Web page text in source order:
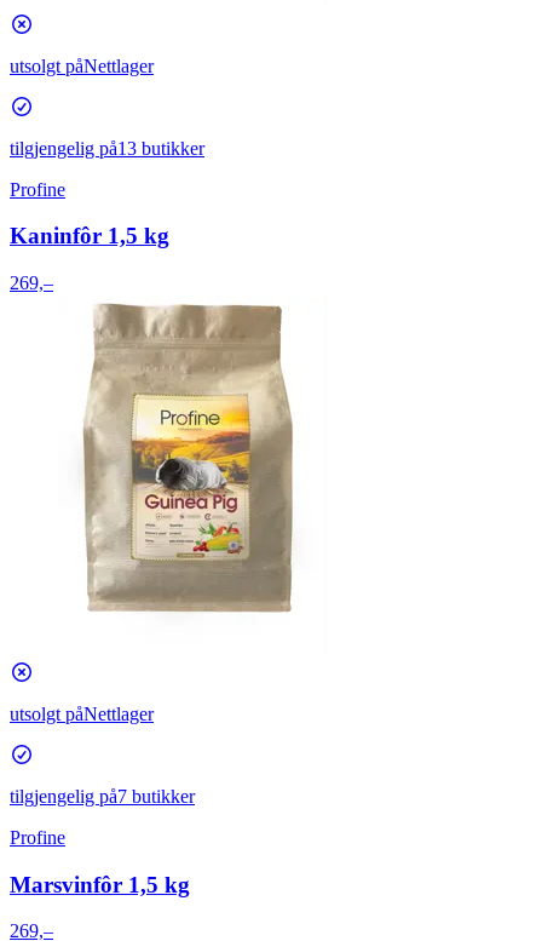
utsolgt påNettlager
tilgjengelig på13 butikker
Profine
Kaninfôr 1,5 kg
269,–
utsolgt påNettlager
tilgjengelig på7 butikker
Profine
Marsvinfôr 1,5 kg
269,–